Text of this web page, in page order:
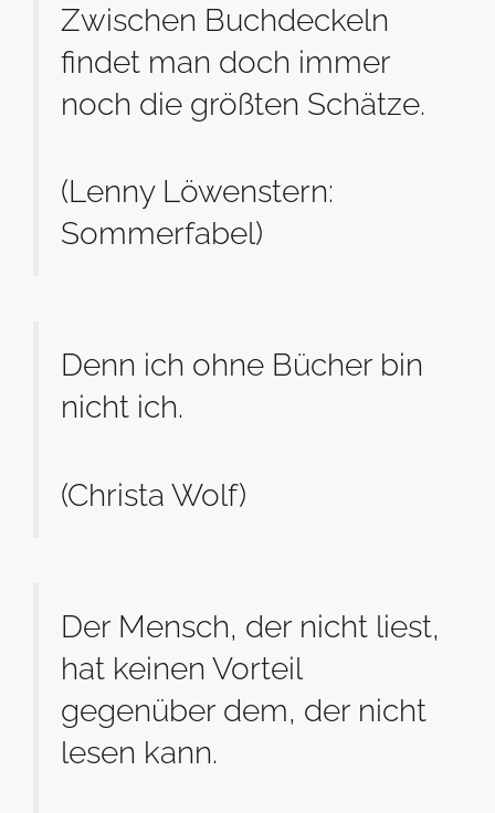
Zwischen Buchdeckeln
findet man doch immer
noch die größten Schätze.
(Lenny Löwenstern:
Sommerfabel)
Denn ich ohne Bücher bin
nicht ich.
(Christa Wolf)
Der Mensch, der nicht liest,
hat keinen Vorteil
gegenüber dem, der nicht
lesen kann.